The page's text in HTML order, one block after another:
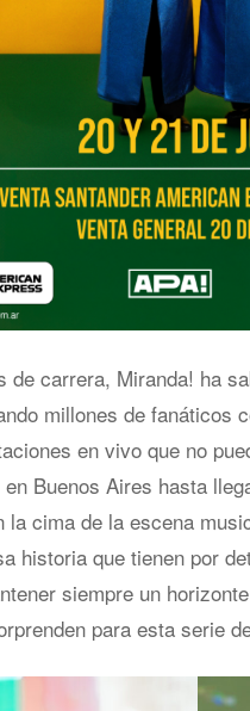
de carrera, Miranda! ha
millones de fanáticos
en vivo que no
Buenos Aires hasta
la cima de la escena
historia que tienen por
siempre un
para esta serie